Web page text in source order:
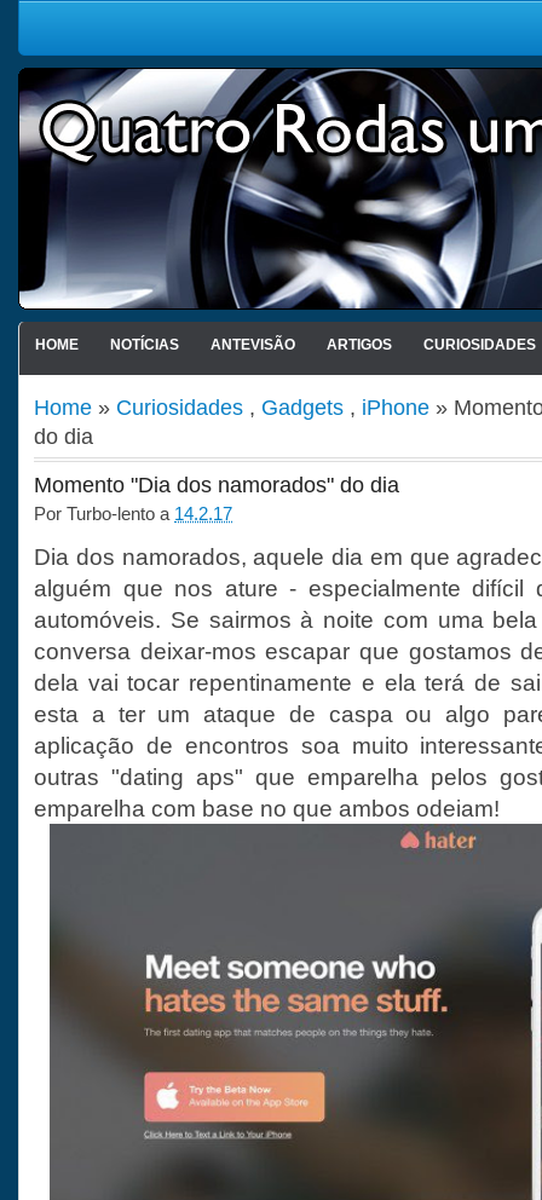
HOME NOTÍCIAS ANTEVISÃO ARTIGOS CURIOSIDADES
Home » Curiosidades , Gadgets , iPhone »
do dia
Momento "Dia dos namorados" do dia
Por Turbo-lento a 14.2.17
Dia dos namorados, aquele dia em que
alguém que nos ature - especialmente difícil
automóveis. Se sairmos à noite com uma
conversa deixar-mos escapar que gostamos
dela vai tocar repentinamente e ela terá de
esta a ter um ataque de caspa ou algo
aplicação de encontros soa muito
outras "dating aps" que emparelha pelos
emparelha com base no que ambos odeiam!